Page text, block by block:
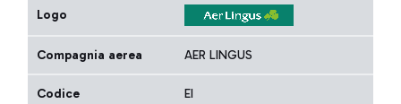
Logo
Compagnia aerea AER LINGUS
Codice EI